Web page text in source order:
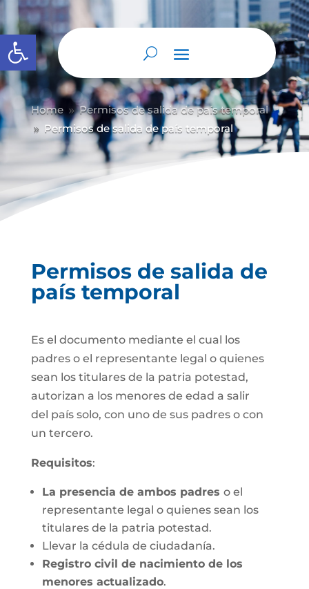
Abrir barra de herramientas
Home 9 Permisos de salida de país temporal
9 Permisos de salida de país temporal
Permisos de salida de
país temporal
Es el documento mediante el cual los
padres o el representante legal o quienes
sean los titulares de la patria potestad,
autorizan a los menores de edad a salir
del país solo, con uno de sus padres o con
un tercero.
Requisitos:
La presencia de ambos padres o el
representante legal o quienes sean los
titulares de la patria potestad.
Llevar la cédula de ciudadanía.
Registro civil de nacimiento de los
menores actualizado.